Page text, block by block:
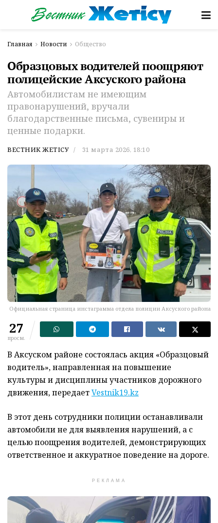
Главная Новости Общество
Образцовых водителей поощряют
полицейские Аксуского района
Автомобилистам не имеющим
правонарушений, вручали
благодарственные письма, сувениры и
ценные подарки.
ВЕСТНИК ЖЕТІСУ 31 марта 2026, 18:10
Официальная страница инстаграмма отдела полиции Аксуского района
27
просм.
В Аксуском районе состоялась акция «Образцовый
водитель», направленная на повышение
культуры и дисциплины участников дорожного
движения, передаетVestnik19.kz
В этот день сотрудники полиции останавливали
автомобили не для выявления нарушений, а с
целью поощрения водителей, демонстрирующих
ответственное и аккуратное поведение на дороге.
РЕКЛАМА